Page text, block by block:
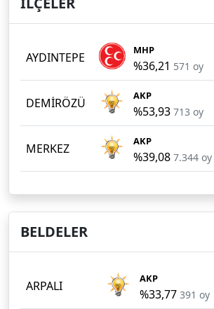
AYDINTEPE MHP
%36,21 571 oy
DEMİRÖZÜ AKP
%53,93 713 oy
MERKEZ AKP
%39,08 7.344 oy
BELDELER
ARPALI AKP
%33,77 391 oy